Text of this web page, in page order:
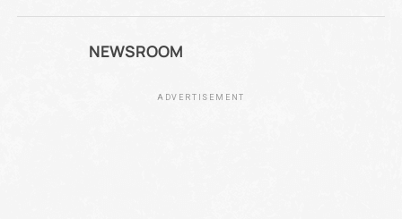
NEWSROOM
ADVERTISEMENT